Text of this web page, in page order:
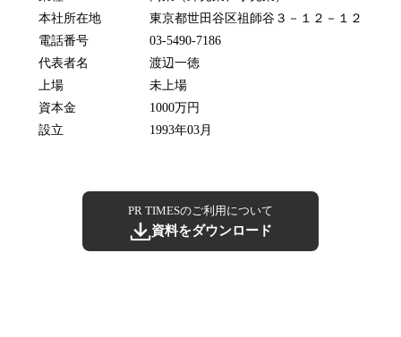
本社所在地
東京都世田谷区祖師谷３－１２－１２
電話番号
03-5490-7186
代表者名
渡辺一徳
上場
未上場
資本金
1000万円
設立
1993年03月
PR TIMESのご利用について
資料をダウンロード